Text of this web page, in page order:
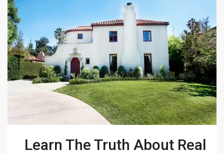
Learn The Truth About Real